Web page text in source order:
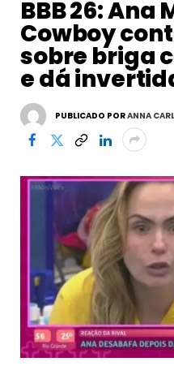
BBB 26: Ana
Cowboy
sobre briga
e dá
PUBLICADO PORANNA